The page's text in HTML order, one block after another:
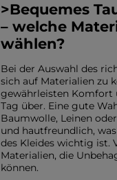
Farbe
ROTE
SCHWARZE
BEIGE
WEISSE
BLAUE
GRÜNE
ROSA
GRAUE
DRUCKE
>Bequemes
– welche
wählen?
Bei der Auswahl des
sich auf Materialien zu
gewährleisten Komfort
Tag über. Eine gute
Baumwolle, Leinen
und hautfreundlich,
des Kleides wichtig ist.
Materialien, die
können.